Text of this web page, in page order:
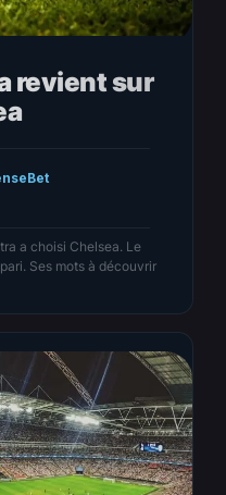
revient sur
a choisi Chelsea. Le
Ses mots à découvrir